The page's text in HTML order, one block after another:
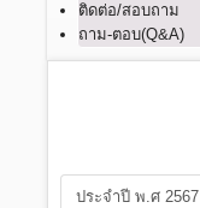
ติดต่อ/สอบถาม
ถาม-ตอบ(Q&A)
ประจำปี พ.ศ 2567